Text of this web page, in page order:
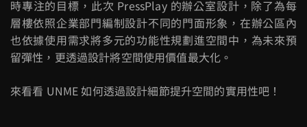
時專注的目標，此次 PressPlay 的辦公室設計，除了為每
層樓依照企業部門編制設計不同的門面形象，在辦公區內
也依據使用需求將多元的功能性規劃進空間中，為未來預
留彈性，更透過設計將空間使用價值最大化。
來看看 UNME如何透過設計細節提升空間的實用性吧！